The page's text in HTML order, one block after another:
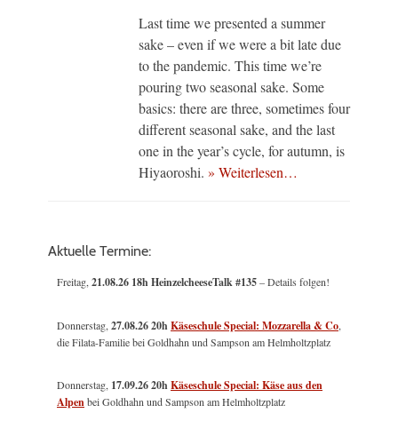
Last time we presented a summer
sake – even if we were a bit late due
to the pandemic. This time we’re
pouring two seasonal sake. Some
basics: there are three, sometimes four
different seasonal sake, and the last
one in the year’s cycle, for autumn, is
Hiyaoroshi. » Weiterlesen…
Aktuelle Termine:
Freitag,21.08.26 18h HeinzelcheeseTalk #135– Details folgen!
Donnerstag,27.08.26 20hKäseschule Special: Mozzarella & Co,
die Filata-Familie bei Goldhahn und Sampson am Helmholtzplatz
Donnerstag, 17.09.26 20hKäseschule Special: Käse aus den
Alpenbei Goldhahn und Sampson am Helmholtzplatz